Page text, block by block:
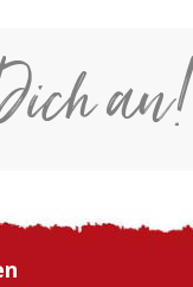
an!